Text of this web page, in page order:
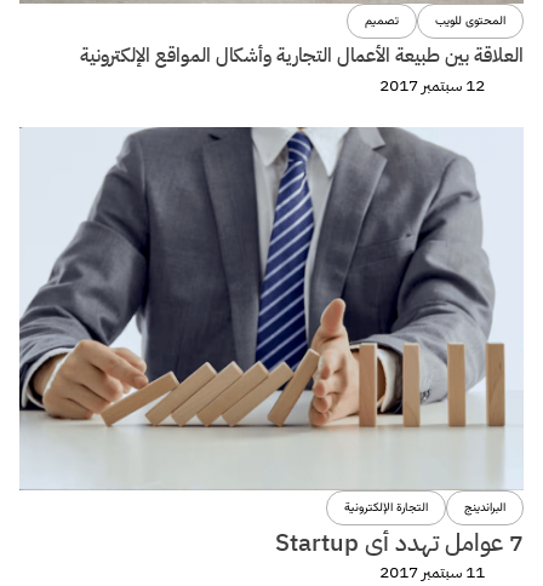
المحتوى للويب تصميم
العلاقة بين طبيعة الأعمال التجارية وأشكال المواقع الإلكترونية
12 سبتمبر 2017
البراندينج التجارة الإلكترونية
7 عوامل تهدد أى Startup
11 سبتمبر 2017